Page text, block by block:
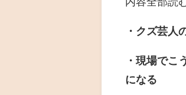
・クズ芸人
・現場でこ
になる